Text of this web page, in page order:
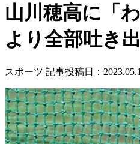
山川穂高に「
より全部吐き出
スポーツ 記事投稿日：